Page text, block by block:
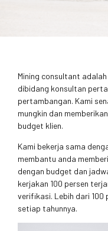
Mining consultant
dibidang konsultan
pertambangan. Kami
mungkin dan
budget klien.
Kami bekerja sama
membantu anda
dengan budget dan
kerjakan 100 persen
verifikasi. Lebih dari 100
setiap tahunnya.